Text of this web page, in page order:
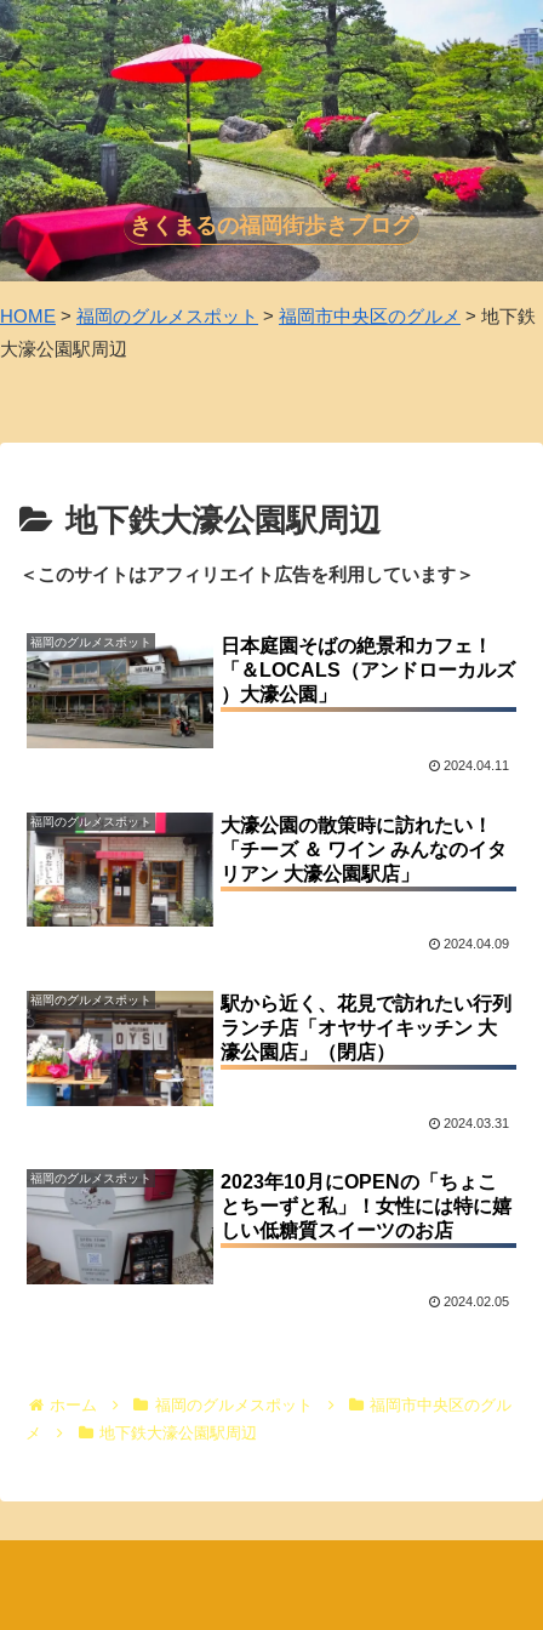
きくまるの福岡街歩きブログ
HOME > 福岡のグルメスポット > 福岡市中央区のグルメ > 地下鉄
大濠公園駅周辺
地下鉄大濠公園駅周辺
＜このサイトはアフィリエイト広告を利用しています＞
福岡のグルメスポット
日本庭園そばの絶景和カフェ！
「＆LOCALS（アンドローカルズ
）大濠公園」
2024.04.11
福岡のグルメスポット
大濠公園の散策時に訪れたい！
「チーズ ＆ ワイン みんなのイタ
リアン 大濠公園駅店」
2024.04.09
福岡のグルメスポット
駅から近く、花見で訪れたい行列
ランチ店「オヤサイキッチン 大
濠公園店」（閉店）
2024.03.31
福岡のグルメスポット
2023年10月にOPENの「ちょこ
とちーずと私」！女性には特に嬉
しい低糖質スイーツのお店
2024.02.05
ホーム 福岡のグルメスポット
福岡市中央区のグル
メ
地下鉄大濠公園駅周辺